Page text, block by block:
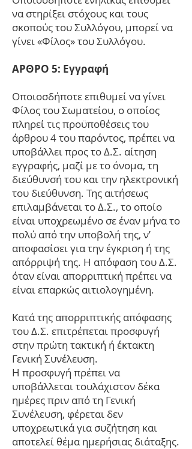
να στηρίξει στόχους και τους
σκοπούς του Συλλόγου, μπορεί να
γίνει «Φίλος» του Συλλόγου.
ΑΡΘΡΟ 5: Εγγραφή
Οποιοσδήποτε επιθυμεί να γίνει
Φίλος του Σωματείου, ο οποίος
πληρεί τις προϋποθέσεις του
άρθρου 4 του παρόντος, πρέπει να
υποβάλλει προς το Δ.Σ. αίτηση
εγγραφής, μαζί με το όνομα, τη
διεύθυνσή του και την ηλεκτρονική
του διεύθυνση. Της αιτήσεως
επιλαμβάνεται το Δ.Σ., το οποίο
είναι υποχρεωμένο σε έναν μήνα το
πολύ από την υποβολή της, ν’
αποφασίσει για την έγκριση ή της
απόρριψή της. Η απόφαση του Δ.Σ.
όταν είναι απορριπτική πρέπει να
είναι επαρκώς αιτιολογημένη.
Κατά της απορριπτικής απόφασης
του Δ.Σ. επιτρέπεται προσφυγή
στην πρώτη τακτική ή έκτακτη
Γενική Συνέλευση.
Η προσφυγή πρέπει να
υποβάλλεται τουλάχιστον δέκα
ημέρες πριν από τη Γενική
Συνέλευση, φέρεται δεν
υποχρεωτικά για συζήτηση και
αποτελεί θέμα ημερήσιας διάταξης.